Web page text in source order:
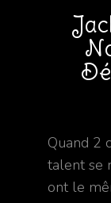
Quand 2
talent se
ont le